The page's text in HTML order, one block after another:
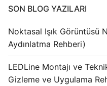
Sabit
Sabit
Sabit
SON BLOG YAZILARI
Noktasal Işık Görüntüsü
Aydınlatma Rehberi)
LEDLine Montajı ve
Gizleme ve Uygulama